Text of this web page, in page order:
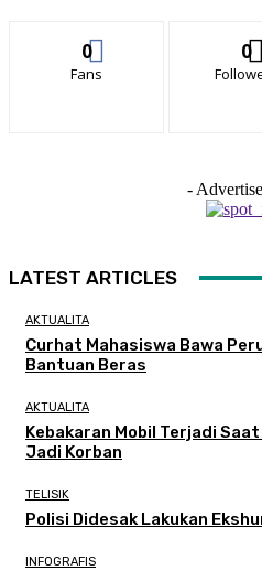
0
Fans
0
-
LATEST ARTICLES
AKTUALITA
Curhat Mahasiswa Bawa
Bantuan Beras
AKTUALITA
Kebakaran Mobil Terjadi
Jadi Korban
TELISIK
Polisi Didesak Lakukan
INFOGRAFIS